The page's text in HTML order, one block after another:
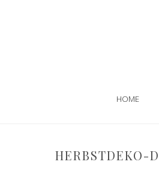
HOME
HERBSTDEKO-